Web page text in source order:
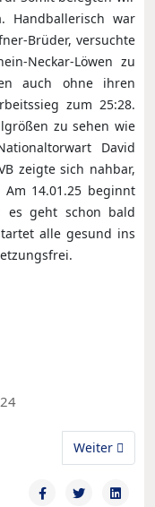
Handballerisch war
Brüder, versuchte
Neckar-Löwen zu
auch ohne ihren
zum 25:28.
zu sehen wie
David
zeigte sich nahbar,
14.01.25 beginnt
es geht schon bald
alle gesund ins
Public Viewing und
Nächster
Weiter